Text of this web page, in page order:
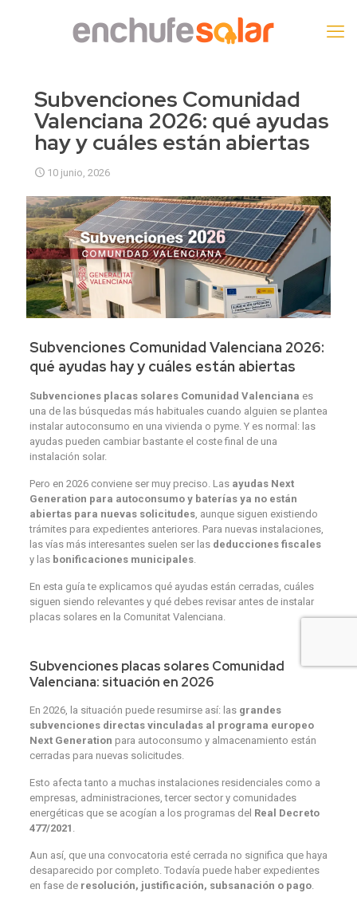
Subvenciones Comunidad
Valenciana 2026: qué ayudas
hay y cuáles están abiertas
10 junio, 2026
Subvenciones Comunidad Valenciana 2026:
qué ayudas hay y cuáles están abiertas
Subvenciones placas solares Comunidad Valenciana es
una de las búsquedas más habituales cuando alguien se plantea
instalar autoconsumo en una vivienda o pyme. Y es normal: las
ayudas pueden cambiar bastante el coste final de una
instalación solar.
Pero en 2026 conviene ser muy preciso. Las ayudas Next
Generation para autoconsumo y baterías ya no están
abiertas para nuevas solicitudes, aunque siguen existiendo
trámites para expedientes anteriores. Para nuevas instalaciones,
las vías más interesantes suelen ser las deducciones fiscales
y las bonificaciones municipales.
En esta guía te explicamos qué ayudas están cerradas, cuáles
siguen siendo relevantes y qué debes revisar antes de instalar
placas solares en la Comunitat Valenciana.
Subvenciones placas solares Comunidad
Valenciana: situación en 2026
En 2026, la situación puede resumirse así: las grandes
subvenciones directas vinculadas al programa europeo
Next Generation para autoconsumo y almacenamiento están
cerradas para nuevas solicitudes.
Esto afecta tanto a muchas instalaciones residenciales como a
empresas, administraciones, tercer sector y comunidades
energéticas que se acogían a los programas del Real Decreto
477/2021
Aun así, que una convocatoria esté cerrada no significa que haya
desaparecido por completo. Todavía puede haber expedientes
en fase de resolución, justificación, subsanación o pago.